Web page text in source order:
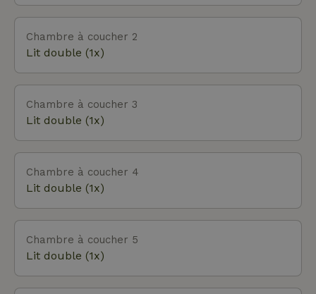
Chambre à coucher 2
Lit double (1x)
Chambre à coucher 3
Lit double (1x)
Chambre à coucher 4
Lit double (1x)
Chambre à coucher 5
Lit double (1x)